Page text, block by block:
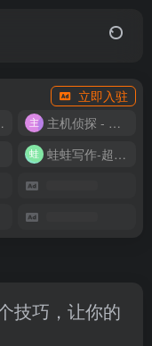
立即入驻
月
主机侦探 - 少花钱，用好云
蛙蛙写作-超级AI智能写作助手
技巧，让你的